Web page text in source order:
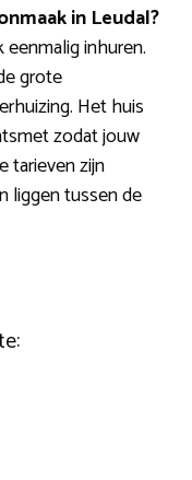
in Leudal?
inhuren.
grote
Het huis
zodat jouw
tarieven zijn
liggen tussen de